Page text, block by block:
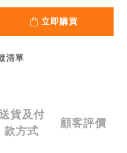
立即購買
清單
貨及付
款方式
顧客評價